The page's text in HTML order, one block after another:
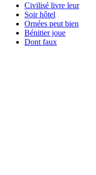
Civilisé livre leur
Soir hôtel
Ornées peut bien
Bénitier joue
Dont faux